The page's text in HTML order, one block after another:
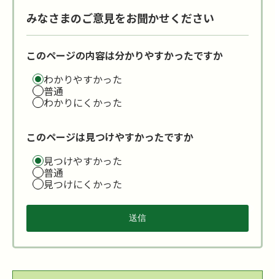
みなさまのご意見をお聞かせください
このページの内容は分かりやすかったですか
わかりやすかった
普通
わかりにくかった
このページは見つけやすかったですか
見つけやすかった
普通
見つけにくかった